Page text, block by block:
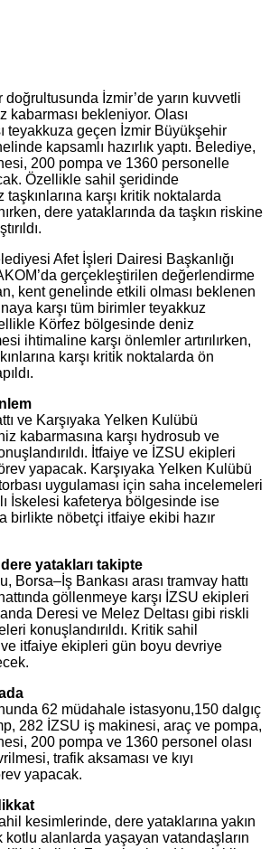
doğrultusunda İzmir’de yarın kuvvetli
kabarması bekleniyor. Olası
teyakkuza geçen İzmir Büyükşehir
kapsamlı hazırlık yaptı. Belediye,
200 pompa ve 1360 personelle
Özellikle sahil şeridinde
karşı kritik noktalarda
dere yataklarında da taşkın riskine
Afet İşleri Dairesi Başkanlığı
gerçekleştirilen değerlendirme
kent genelinde etkili olması beklenen
karşı tüm birimler teyakkuz
Körfez bölgesinde deniz
ihtimaline karşı önlemler artırılırken,
karşı kritik noktalarda ön
ve Karşıyaka Yelken Kulübü
kabarmasına karşı hydrosub ve
İtfaiye ve İZSU ekipleri
yapacak. Karşıyaka Yelken Kulübü
uygulaması için saha incelemeleri
İskelesi kafeterya bölgesinde ise
birlikte nöbetçi itfaiye ekibi hazır
yatakları takipte
Borsa–İş Bankası arası tramvay hattı
göllenmeye karşı İZSU ekipleri
Deresi ve Melez Deltası gibi riskli
konuşlandırıldı. Kritik sahil
itfaiye ekipleri gün boyu devriye
62 müdahale istasyonu,150 dalgıç
282 İZSU iş makinesi, araç ve pompa,
200 pompa ve 1360 personel olası
trafik aksaması ve kıyı
yapacak.
kesimlerinde, dere yataklarına yakın
kotlu alanlarda yaşayan vatandaşların